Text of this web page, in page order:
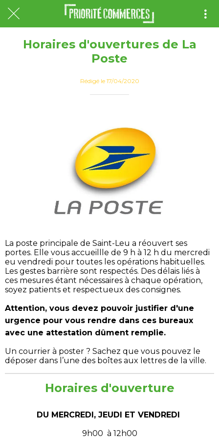
Horaires d'ouvertures de La
Poste
Rédigé le 17/04/2020
La poste principale de Saint-Leu a réouvert ses
portes. Elle vous accueillle de 9 h à 12 h du mercredi
eu vendredi pour toutes les opérations habituelles.
Les gestes barrière sont respectés. Des délais liés à
ces mesures étant nécessaires à chaque opération,
soyez patients et respectueux des consignes.
Attention, vous devez pouvoir justifier d'une
urgence pour vous rendre dans ces bureaux
avec une attestation dûment remplie.
Un courrier à poster ? Sachez que vous pouvez le
déposer dans l’une des boîtes aux lettres de la ville.
Horaires d'ouverture
DU MERCREDI, JEUDI ET VENDREDI
9h00 à 12h00